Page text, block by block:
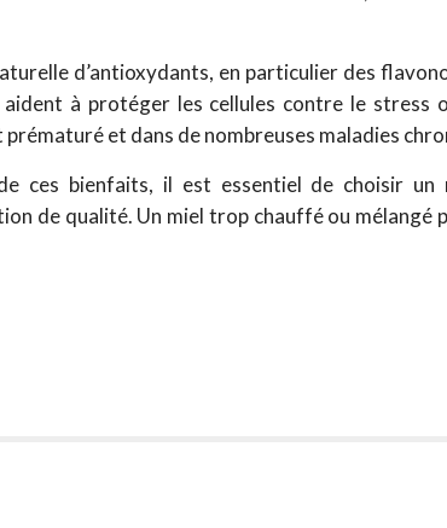
d’antioxydants, en particulier des
aident à protéger les cellules contre le stress
et dans de nombreuses maladies
ces bienfaits, il est essentiel de choisir
de qualité. Un miel trop chauffé ou mélangé